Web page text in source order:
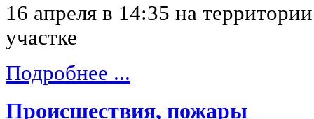
16 апреля в 14:35 на
участке
Подробнее ...
Происшествия, пожары